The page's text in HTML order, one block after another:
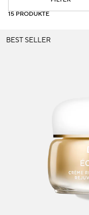
Dunkle Flecken und
15 PRODUKTE
BEST SELLER